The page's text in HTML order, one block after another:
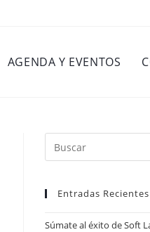
AGENDA Y EVENTOS
Entradas Recientes
Súmate al éxito de Soft